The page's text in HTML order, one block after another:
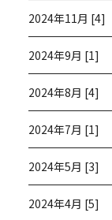
2024年11月 [4]
2024年9月 [1]
2024年8月 [4]
2024年7月 [1]
2024年5月 [3]
2024年4月 [5]